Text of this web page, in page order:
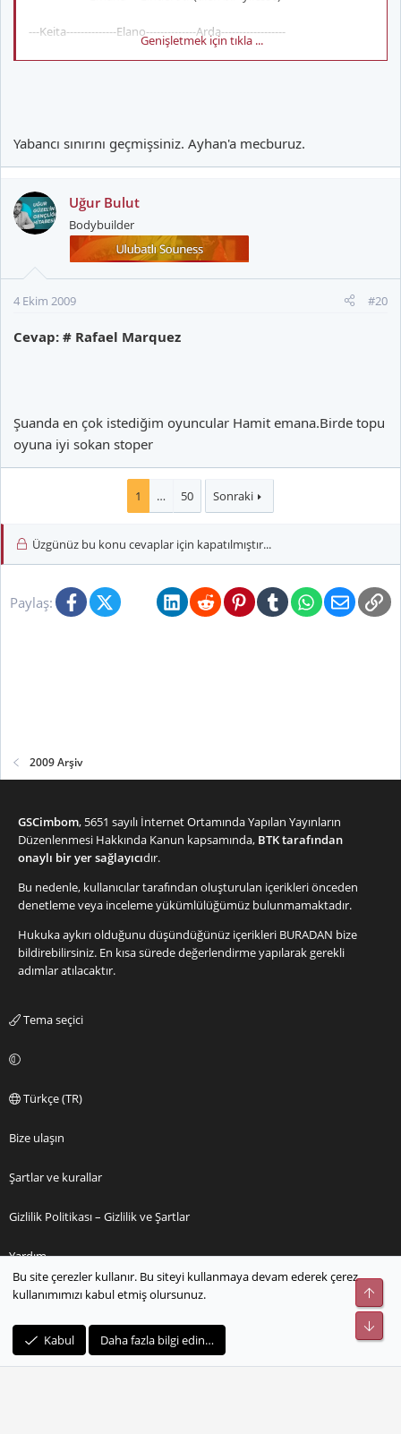
---Keita--------------Elano--------------Arda------------------
Genişletmek için tıkla ...
Yabancı sınırını geçmişsiniz. Ayhan'a mecburuz.
Uğur Bulut
Bodybuilder
4 Ekim 2009 #20
Cevap: # Rafael Marquez
Şuanda en çok istediğim oyuncular Hamit emana.Birde topu
oyuna iyi sokan stoper
1 … 50 Sonraki
Üzgünüz bu konu cevaplar için kapatılmıştır...
Paylaş: FacebookX (Twitter)BlueskyLinkedInRedditPinterestTumblrWhatsApp
E-posta
2009 Arşiv
GSCimbom, 5651 sayılı İnternet Ortamında Yapılan Yayınların
Düzenlenmesi Hakkında Kanun kapsamında, BTK tarafından
onaylı bir yer sağlayıcıdır.
Bu nedenle, kullanıcılar tarafından oluşturulan içerikleri önceden
denetleme veya inceleme yükümlülüğümüz bulunmamaktadır.
Hukuka aykırı olduğunu düşündüğünüz içerikleri BURADAN bize
bildirebilirsiniz. En kısa sürede değerlendirme yapılarak gerekli
adımlar atılacaktır.
Tema seçici
Türkçe (TR)
Bize ulaşın
Şartlar ve kurallar
Gizlilik Politikası – Gizlilik ve Şartlar
Yardım
Ana sayfa
S
S
Bu site çerezler kullanır. Bu siteyi kullanmaya devam ederek çerez
kullanımımızı kabul etmiş olursunuz.
Kabul Daha fazla bilgi edin…